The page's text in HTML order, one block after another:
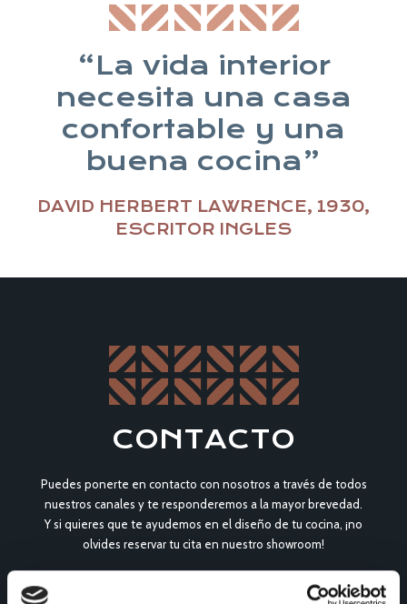
“La vida interior
necesita una casa
confortable y una
buena cocina”
DAVID HERBERT LAWRENCE, 1930,
ESCRITOR INGLES
CONTACTO
Puedes ponerte en contacto con nosotros a través de todos
nuestros canales y te responderemos a la mayor brevedad.
Y si quieres que te ayudemos en el diseño de tu cocina, ¡no
olvides reservar tu cita en nuestro showroom!